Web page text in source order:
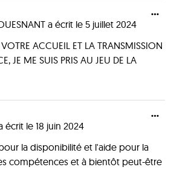
a écrit le 5 juillet 2024
ACCUEIL ET LA TRANSMISSION
JE ME SUIS PRIS AU JEU DE LA
...
écrit le18 juin 2024
la disponibilité et l'aide pour la
compétences et à bientôt peut-être
...